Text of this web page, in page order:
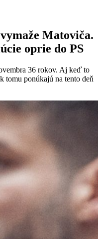
Matoviča.
oprie do PS
36 rokov. Aj keď to
tomu ponúkajú na tento deň